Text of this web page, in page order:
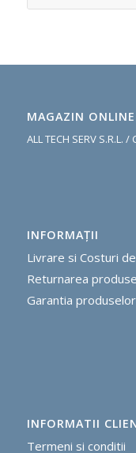
MAGAZIN
ALL TECH SERV S.R.L.
INFORMAŢII
Livrare si Costuri
Returnarea
Garantia produselor
INFORMATII
Termeni si conditii